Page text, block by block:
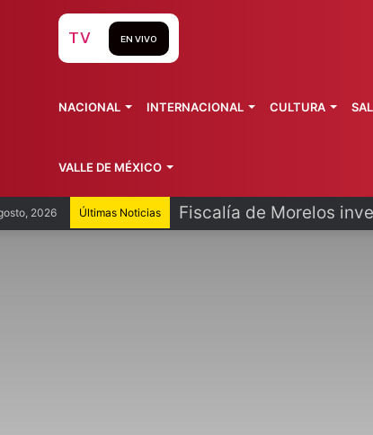
2026 Últimas Noticias Fiscalía de Morelos
TV EN VIVO
NACIONAL INTERNACIONAL CULTURA
VALLE DE MÉXICO